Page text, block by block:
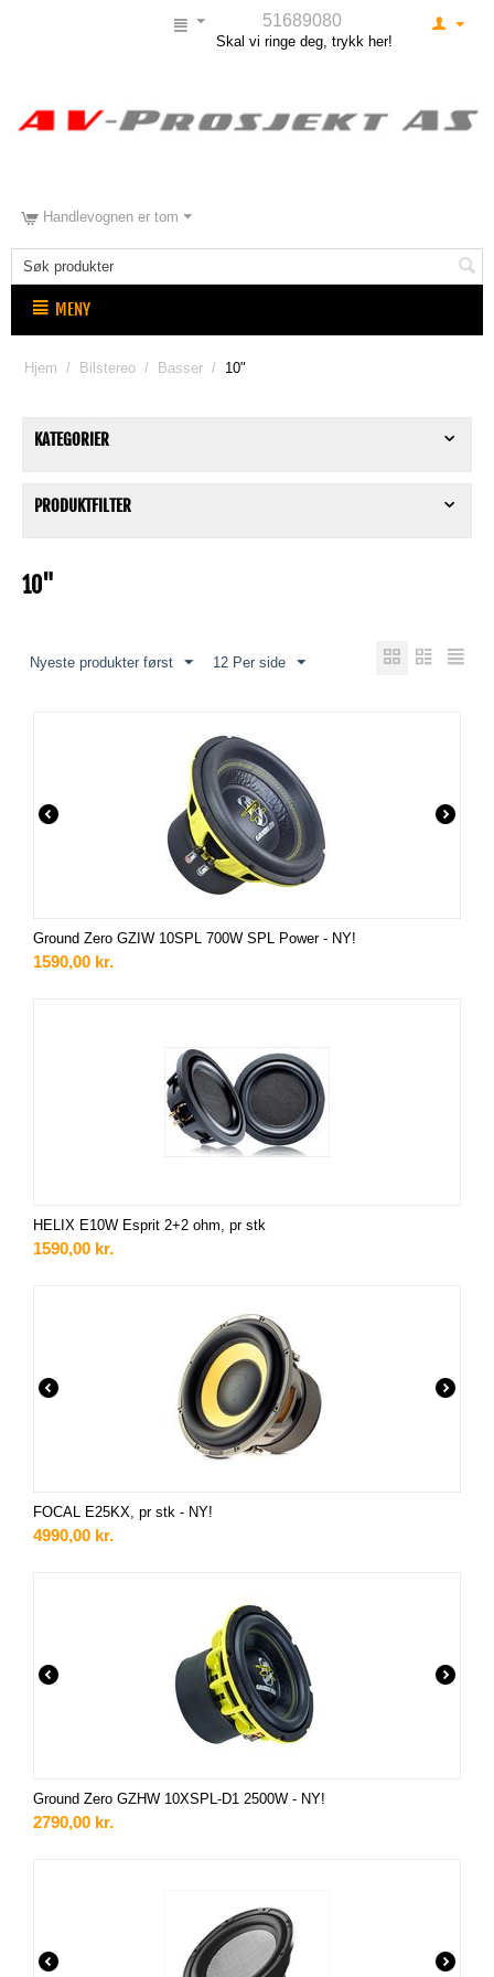
51689080
Skal vi ringe deg, trykk her!
Handlevognen er tom
MENY
Hjem / Bilstereo / Basser / 10"
KATEGORIER
PRODUKTFILTER
10"
Nyeste produkter først 12 Per side
Ground Zero GZIW 10SPL 700W SPL Power - NY!
1590,00 kr.
HELIX E10W Esprit 2+2 ohm, pr stk
1590,00 kr.
FOCAL E25KX, pr stk - NY!
4990,00 kr.
Ground Zero GZHW 10XSPL-D1 2500W - NY!
2790,00 kr.